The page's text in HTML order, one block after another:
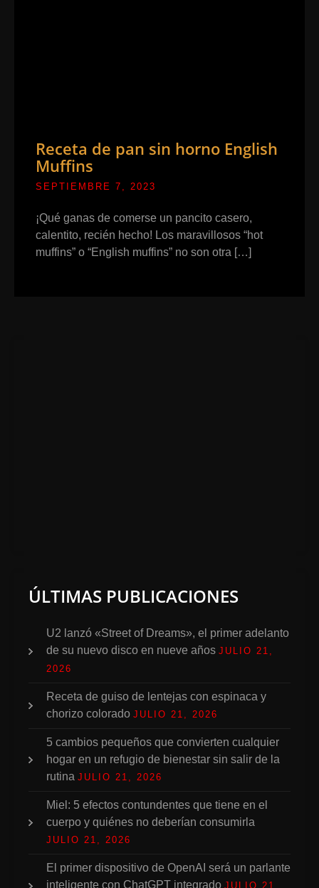
Receta de pan sin horno English
Muffins
SEPTIEMBRE 7, 2023
¡Qué ganas de comerse un pancito casero,
calentito, recién hecho! Los maravillosos “hot
muffins” o “English muffins” no son otra […]
ÚLTIMAS PUBLICACIONES
U2 lanzó «Street of Dreams», el primer adelanto
de su nuevo disco en nueve años JULIO 21,
2026
Receta de guiso de lentejas con espinaca y
chorizo colorado JULIO 21, 2026
5 cambios pequeños que convierten cualquier
hogar en un refugio de bienestar sin salir de la
rutina JULIO 21, 2026
Miel: 5 efectos contundentes que tiene en el
cuerpo y quiénes no deberían consumirla
JULIO 21, 2026
El primer dispositivo de OpenAI será un parlante
inteligente con ChatGPT integrado JULIO 21,